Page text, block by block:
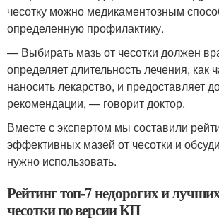
чесотку можно медикаментозным
определенную профилактику.
— Выбирать мазь от чесотки должен
определяет длительность лечения, как
наносить лекарство, и предоставляет
рекомендации, — говорит доктор.
Вместе с экспертом мы составили
эффективных мазей от чесотки и
нужно использовать.
Рейтинг топ-7 недорогих и
чесотки по версии КП